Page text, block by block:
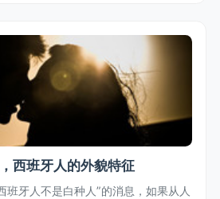
西班牙人的外貌特征
班牙人不是白种人”的消息，如果从人